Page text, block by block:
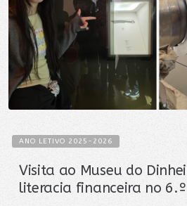
ANO LETIVO 2025-2026
Visita ao Museu do
literacia financeira no